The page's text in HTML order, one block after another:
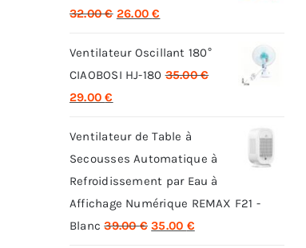
32.00€ Le
initial
était :
26.00€
actuel
est :
Ventilateur Oscillant 180°
CIAOBOSI HJ-180 35.00€
Le
initial
était :
35.00 €.
29.00€
actuel
est :
29.00 €.
Ventilateur de Table à
Secousses Automatique à
Refroidissement par Eau à
Affichage Numérique REMAX F21 -
Blanc 39.00€ Le
35.00 €Le